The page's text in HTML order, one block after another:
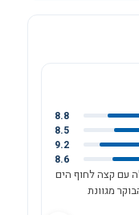
8.8
8.5
9.2
8.6
עם קצה לחוף הים
מגוונת